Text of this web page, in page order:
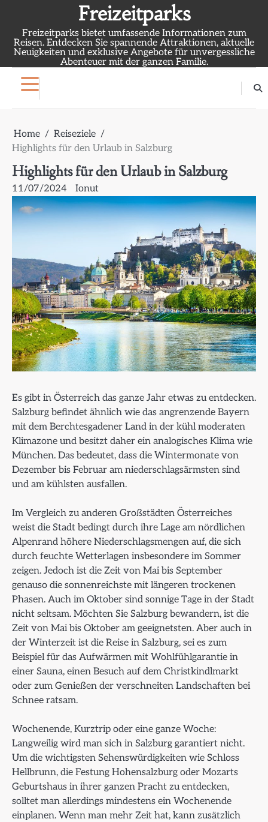
content
Freizeitparks
Freizeitparks bietet umfassende Informationen zum
Reisen. Entdecken Sie spannende Attraktionen, aktuelle
Neuigkeiten und exklusive Angebote für unvergessliche
Abenteuer mit der ganzen Familie.
Home
Reiseziele
Highlights für den Urlaub in Salzburg
Highlights für den Urlaub in Salzburg
11/07/2024 Ionut
Es gibt in Österreich das ganze Jahr etwas zu entdecken.
Salzburg befindet ähnlich wie das angrenzende Bayern
mit dem Berchtesgadener Land in der kühl moderaten
Klimazone und besitzt daher ein analogisches Klima wie
München. Das bedeutet, dass die Wintermonate von
Dezember bis Februar am niederschlagsärmsten sind
und am kühlsten ausfallen.
Im Vergleich zu anderen Großstädten Österreiches
weist die Stadt bedingt durch ihre Lage am nördlichen
Alpenrand höhere Niederschlagsmengen auf, die sich
durch feuchte Wetterlagen insbesondere im Sommer
zeigen. Jedoch ist die Zeit von Mai bis September
genauso die sonnenreichste mit längeren trockenen
Phasen. Auch im Oktober sind sonnige Tage in der Stadt
nicht seltsam. Möchten Sie Salzburg bewandern, ist die
Zeit von Mai bis Oktober am geeignetsten. Aber auch in
der Winterzeit ist die Reise in Salzburg, sei es zum
Beispiel für das Aufwärmen mit Wohlfühlgarantie in
einer Sauna, einen Besuch auf dem Christkindlmarkt
oder zum Genießen der verschneiten Landschaften bei
Schnee ratsam.
Wochenende, Kurztrip oder eine ganze Woche:
Langweilig wird man sich in Salzburg garantiert nicht.
Um die wichtigsten Sehenswürdigkeiten wie Schloss
Hellbrunn, die Festung Hohensalzburg oder Mozarts
Geburtshaus in ihrer ganzen Pracht zu entdecken,
solltet man allerdings mindestens ein Wochenende
einplanen. Wenn man mehr Zeit hat, kann zusätzlich